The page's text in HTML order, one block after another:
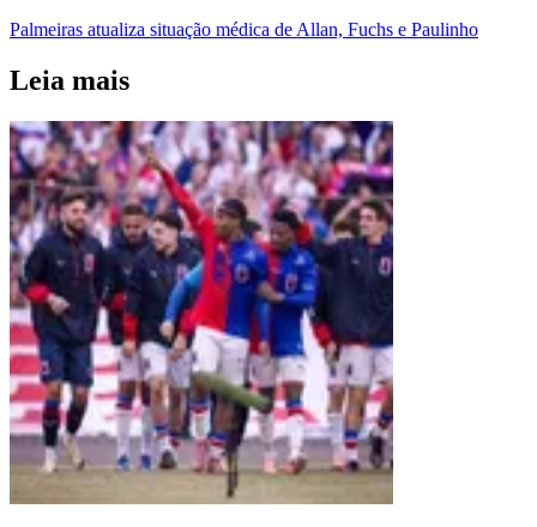
Palmeiras atualiza situação médica de Allan, Fuchs e Paulinho
Leia mais